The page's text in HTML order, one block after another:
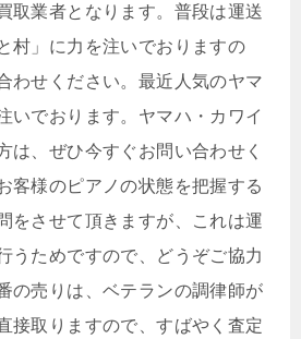
取業者となります。普段は運送
村」に力を注いでおりますの
わせください。最近人気のヤマ
いでおります。ヤマハ・カワイ
は、ぜひ今すぐお問い合わせく
客様のピアノの状態を把握する
をさせて頂きますが、これは運
うためですので、どうぞご協力
の売りは、ベテランの調律師が
接取りますので、すばやく査定